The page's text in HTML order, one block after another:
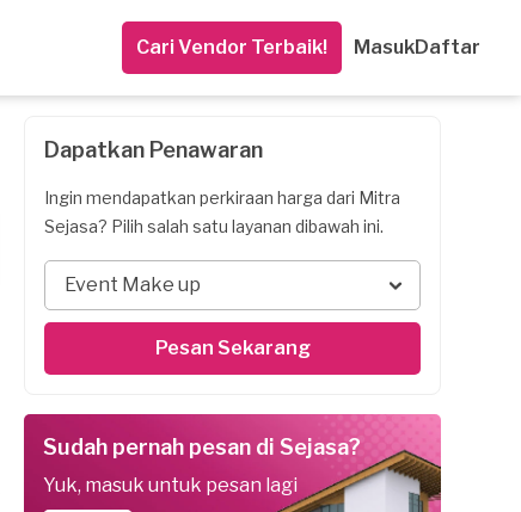
Cari Vendor Terbaik! MasukDaftar
Dapatkan Penawaran
Ingin mendapatkan perkiraan harga dari Mitra
Sejasa? Pilih salah satu layanan dibawah ini.
Event Make up
Pesan Sekarang
Sudah pernah pesan di Sejasa?
Yuk, masuk untuk pesan lagi